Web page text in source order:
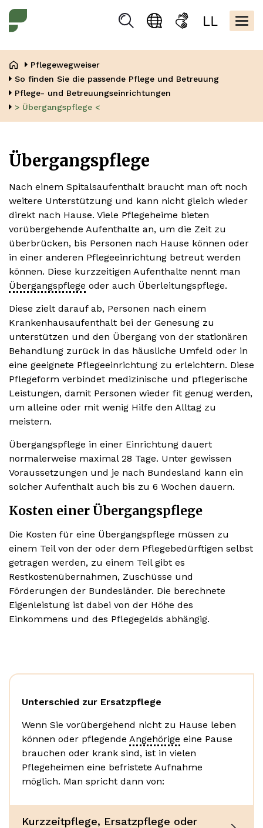
Inhalt
SuchenSprachauswahl
Gebärdensprache
Leicht
Pflegewegweiser
So finden Sie die passende Pflege und Betreuung
Pflege- und Betreuungseinrichtungen
> Übergangspflege <
Übergangspflege
Nach einem Spitalsaufenthalt braucht man oft noch
weitere Unterstützung und kann nicht gleich wieder
direkt nach Hause. Viele Pflegeheime bieten
vorübergehende Aufenthalte an, um die Zeit zu
überbrücken, bis Personen nach Hause können oder
in einer anderen Pflegeeinrichtung betreut werden
können. Diese kurzzeitigen Aufenthalte nennt man
Übergangspflege oder auch Überleitungspflege.
Diese zielt darauf ab, Personen nach einem
Krankenhausaufenthalt bei der Genesung zu
unterstützen und den Übergang von der stationären
Behandlung zurück in das häusliche Umfeld oder in
eine geeignete Pflegeeinrichtung zu erleichtern. Diese
Pflegeform verbindet medizinische und pflegerische
Leistungen, damit Personen wieder fit genug werden,
um alleine oder mit wenig Hilfe den Alltag zu
meistern.
Übergangspflege in einer Einrichtung dauert
normalerweise maximal 28 Tage. Unter gewissen
Voraussetzungen und je nach Bundesland kann ein
solcher Aufenthalt auch bis zu 6 Wochen dauern.
Kosten einer Übergangspflege
Die Kosten für eine Übergangspflege müssen zu
einem Teil von der oder dem Pflegebedürftigen selbst
getragen werden, zu einem Teil gibt es
Restkostenübernahmen, Zuschüsse und
Förderungen der Bundesländer. Die berechnete
Eigenleistung ist dabei von der Höhe des
Einkommens und des Pflegegelds abhängig.
Unterschied zur Ersatzpflege
Wenn Sie vorübergehend nicht zu Hause leben
können oder pflegende Angehörige eine Pause
brauchen oder krank sind, ist in vielen
Pflegeheimen eine befristete Aufnahme
möglich. Man spricht dann von:
Kurzzeitpflege, Ersatzpflege oder